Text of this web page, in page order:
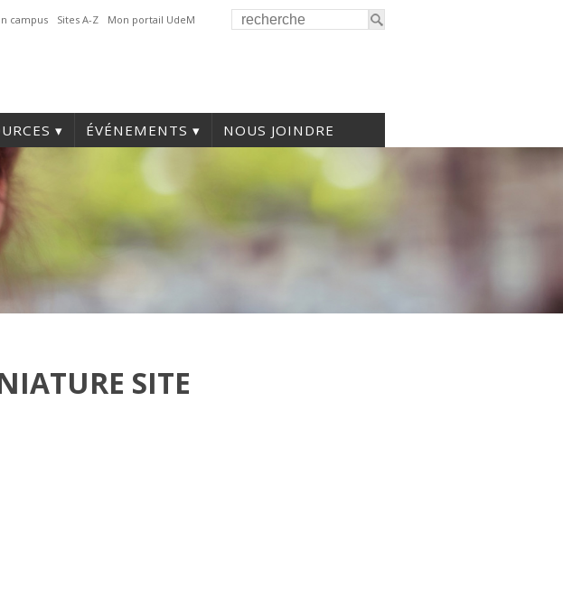
campus Sites A-Z Mon portail UdeM
ÉVÉNEMENTS NOUS JOINDRE
SITE